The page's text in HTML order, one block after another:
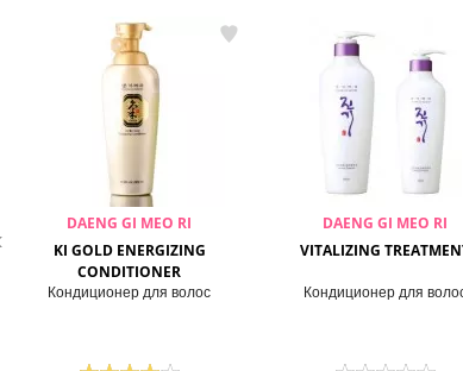
DAENG GI MEO RI
KI GOLD ENERGIZING
CONDITIONER
Кондиционер для волос
DAENG GI MEO RI
VITALIZING
Кондиционер для